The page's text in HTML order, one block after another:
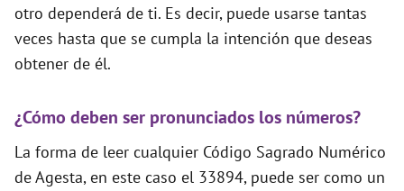
otro dependerá de ti. Es decir, puede usarse tantas
veces hasta que se cumpla la intención que deseas
obtener de él.
¿Cómo deben ser pronunciados los números?
La forma de leer cualquier Código Sagrado Numérico
de Agesta, en este caso el 33894, puede ser como un